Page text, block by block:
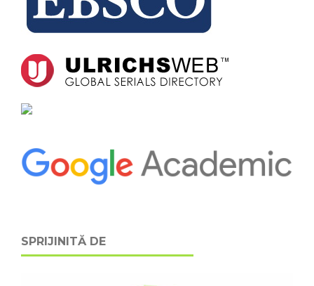
SPRIJINITĂ DE